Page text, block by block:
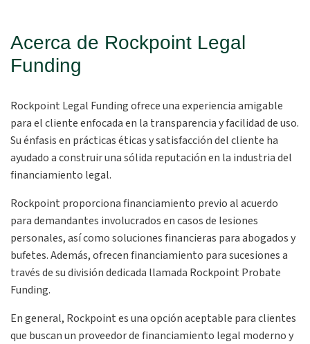
Acerca de Rockpoint Legal
Funding
Rockpoint Legal Funding ofrece una experiencia amigable
para el cliente enfocada en la transparencia y facilidad de uso.
Su énfasis en prácticas éticas y satisfacción del cliente ha
ayudado a construir una sólida reputación en la industria del
financiamiento legal.
Rockpoint proporciona financiamiento previo al acuerdo
para demandantes involucrados en casos de lesiones
personales, así como soluciones financieras para abogados y
bufetes. Además, ofrecen financiamiento para sucesiones a
través de su división dedicada llamada Rockpoint Probate
Funding.
En general, Rockpoint es una opción aceptable para clientes
que buscan un proveedor de financiamiento legal moderno y